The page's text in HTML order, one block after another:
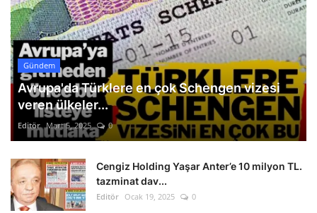
Gündem
Avrupa'da Türklere en çok Schengen vizesi
veren ülkeler...
Editör Mart 5, 2025 0
Cengiz Holding Yaşar Anter’e 10 milyon TL.
tazminat dav...
Editör Ocak 19, 2025 0